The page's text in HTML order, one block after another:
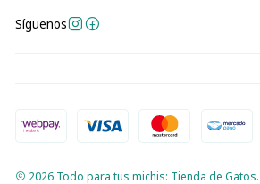
Síguenos
2026 Todo para tus michis: Tienda de Gatos.